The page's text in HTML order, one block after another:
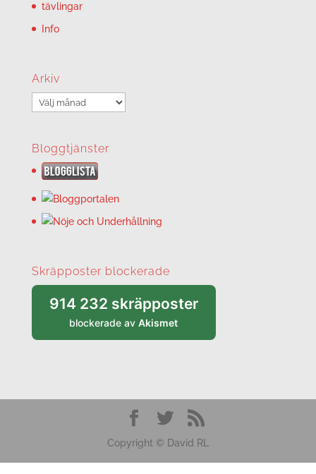
tävlingar
Info
Arkiv
Arkiv
Bloggtjänster
Skräpposter blockerade
914 232 skräpposter
blockerade avAkismet
Copyright © David RL